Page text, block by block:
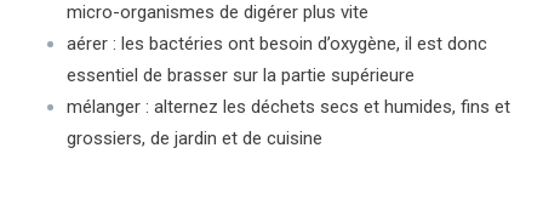
micro-organismes de digérer plus vite
aérer : les bactéries ont besoin d’oxygène, il est donc
essentiel de brasser sur la partie supérieure
mélanger : alternez les déchets secs et humides, fins et
grossiers, de jardin et de cuisine